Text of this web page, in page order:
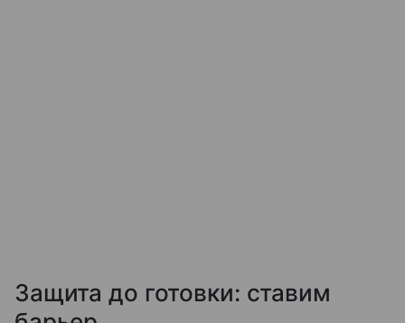
Защита до готовки: ставим